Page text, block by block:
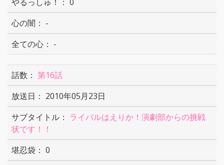
-
-
第16話
2010年05月23日
ライバルはえりか！演劇部からの挑戦
状です！！
0